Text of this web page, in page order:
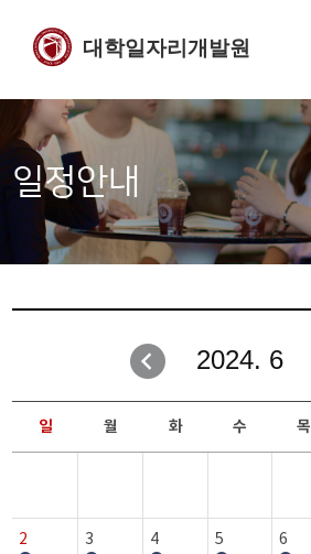
대학일자리개발원
일정안내
2024. 6
일 월 화 수 목
2 3 4 5 6